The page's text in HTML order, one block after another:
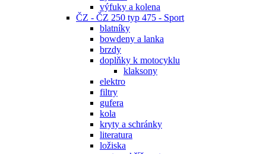
výfuky a kolena
ČZ - ČZ 250 typ 475 - Sport
blatníky
bowdeny a lanka
brzdy
doplňky k motocyklu
klaksony
elektro
filtry
gufera
kola
kryty a schránky
literatura
ložiska